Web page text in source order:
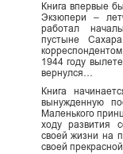
Книга впервые
Экзюпери –
работал
пустыне
1944 году
вернулся…
Книга
вынужденную
Маленького
ходу развития
своей жизни на
своей